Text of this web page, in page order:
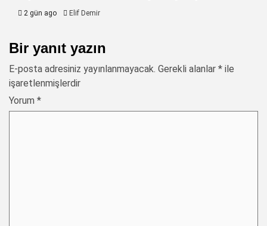
2 gün ago Elif Demir
Bir yanıt yazın
E-posta adresiniz yayınlanmayacak. Gerekli alanlar * ile
işaretlenmişlerdir
Yorum *